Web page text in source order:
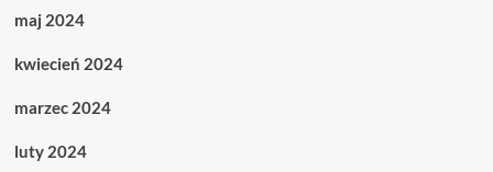
maj 2024
kwiecień 2024
marzec 2024
luty 2024